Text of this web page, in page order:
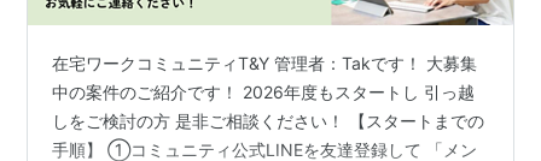
在宅ワークコミュニティT&Y 管理者：Takです！ 大募集
中の案件のご紹介です！ 2026年度もスタートし 引っ越
しをご検討の方 是非ご相談ください！ 【スタートまでの
手順】 ①コミュニティ公式LINEを友達登録して 「メン